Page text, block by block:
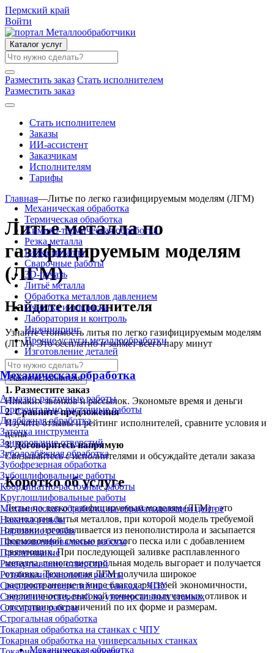
Пермский край
Войти
Каталог услуг
Разместить заказ Стать исполнителем
Разместить заказ
Стать исполнителем
Заказы
ИИ-ассистент
Заказчикам
Исполнителям
Тарифы
Механическая обработка
Термическая обработка
Химико-термическая обработка
Резка металла
Гибка металла
Сварочные работы
3D-печать
Литьё металла
Обработка металлов давлением
Очистка и покраска
Лаборатория и контроль
Инжиниринг
Прочие услуги металлообработки
Изготовление деталей
Механическая обработка
Алмазно-расточные работы
Горизонтально-расточные работы
Долбёжная обработка
Заточка инструмента
Зенкерование отверстий
Зубодолбёжная обработка
Зубофрезерная обработка
Зубошлифовальные работы
Координатно-расточные работы
Круглошлифовальные работы
Механическая обработка на обрабатывающем центре
Накатка резьбы
Нарезание резьбы
Плоскошлифовальные работы
Протягивание
Развертывание отверстий
Резьбошлифовальные работы
Сверление отверстий на станках с ЧПУ
Сверление отверстий на универсальных станках
Слесарные работы
Строгальная обработка
Токарная обработка на станках с ЧПУ
Токарная обработка на универсальных станках
Главная—Литье по легко газифицируемым моделям (ЛГМ)
Литье металла по
газифицируемым моделям
(ЛГМ)
Найдите исполнителя
Узнайте стоимость литья по легко газифицируемым моделям
(ЛГМ). Это бесплатно и займет всего пару минут
Найти исполнителя
1. Разместите заказ
Никаких звонков и рассылок. Экономьте время и деньги
2.Сравните предложения
Изучите отзывы и рейтинг исполнителей, сравните условия и
цены
3.Договоритесь напрямую
Связывайтесь с исполнителями и обсуждайте детали заказа
Коротко об услуге
Литье по легко газифицируемым моделям (ЛГМ) - это
технология литья металлов, при которой модель требуемой
отливки изготавливается из пенополистирола и засыпается
формовочной смесью из сухого песка или с добавлением
связующих. При последующей заливке расплавленного
металла, пенополистирольная модель выгорает и получается
отливка. Технология ЛГМ получила широкое
распространение в мире благодаря своей экономичности,
экологичности, высокой точности получаемых отливок и
отсутствию ограничений по их форме и размерам.
Механическая обработка